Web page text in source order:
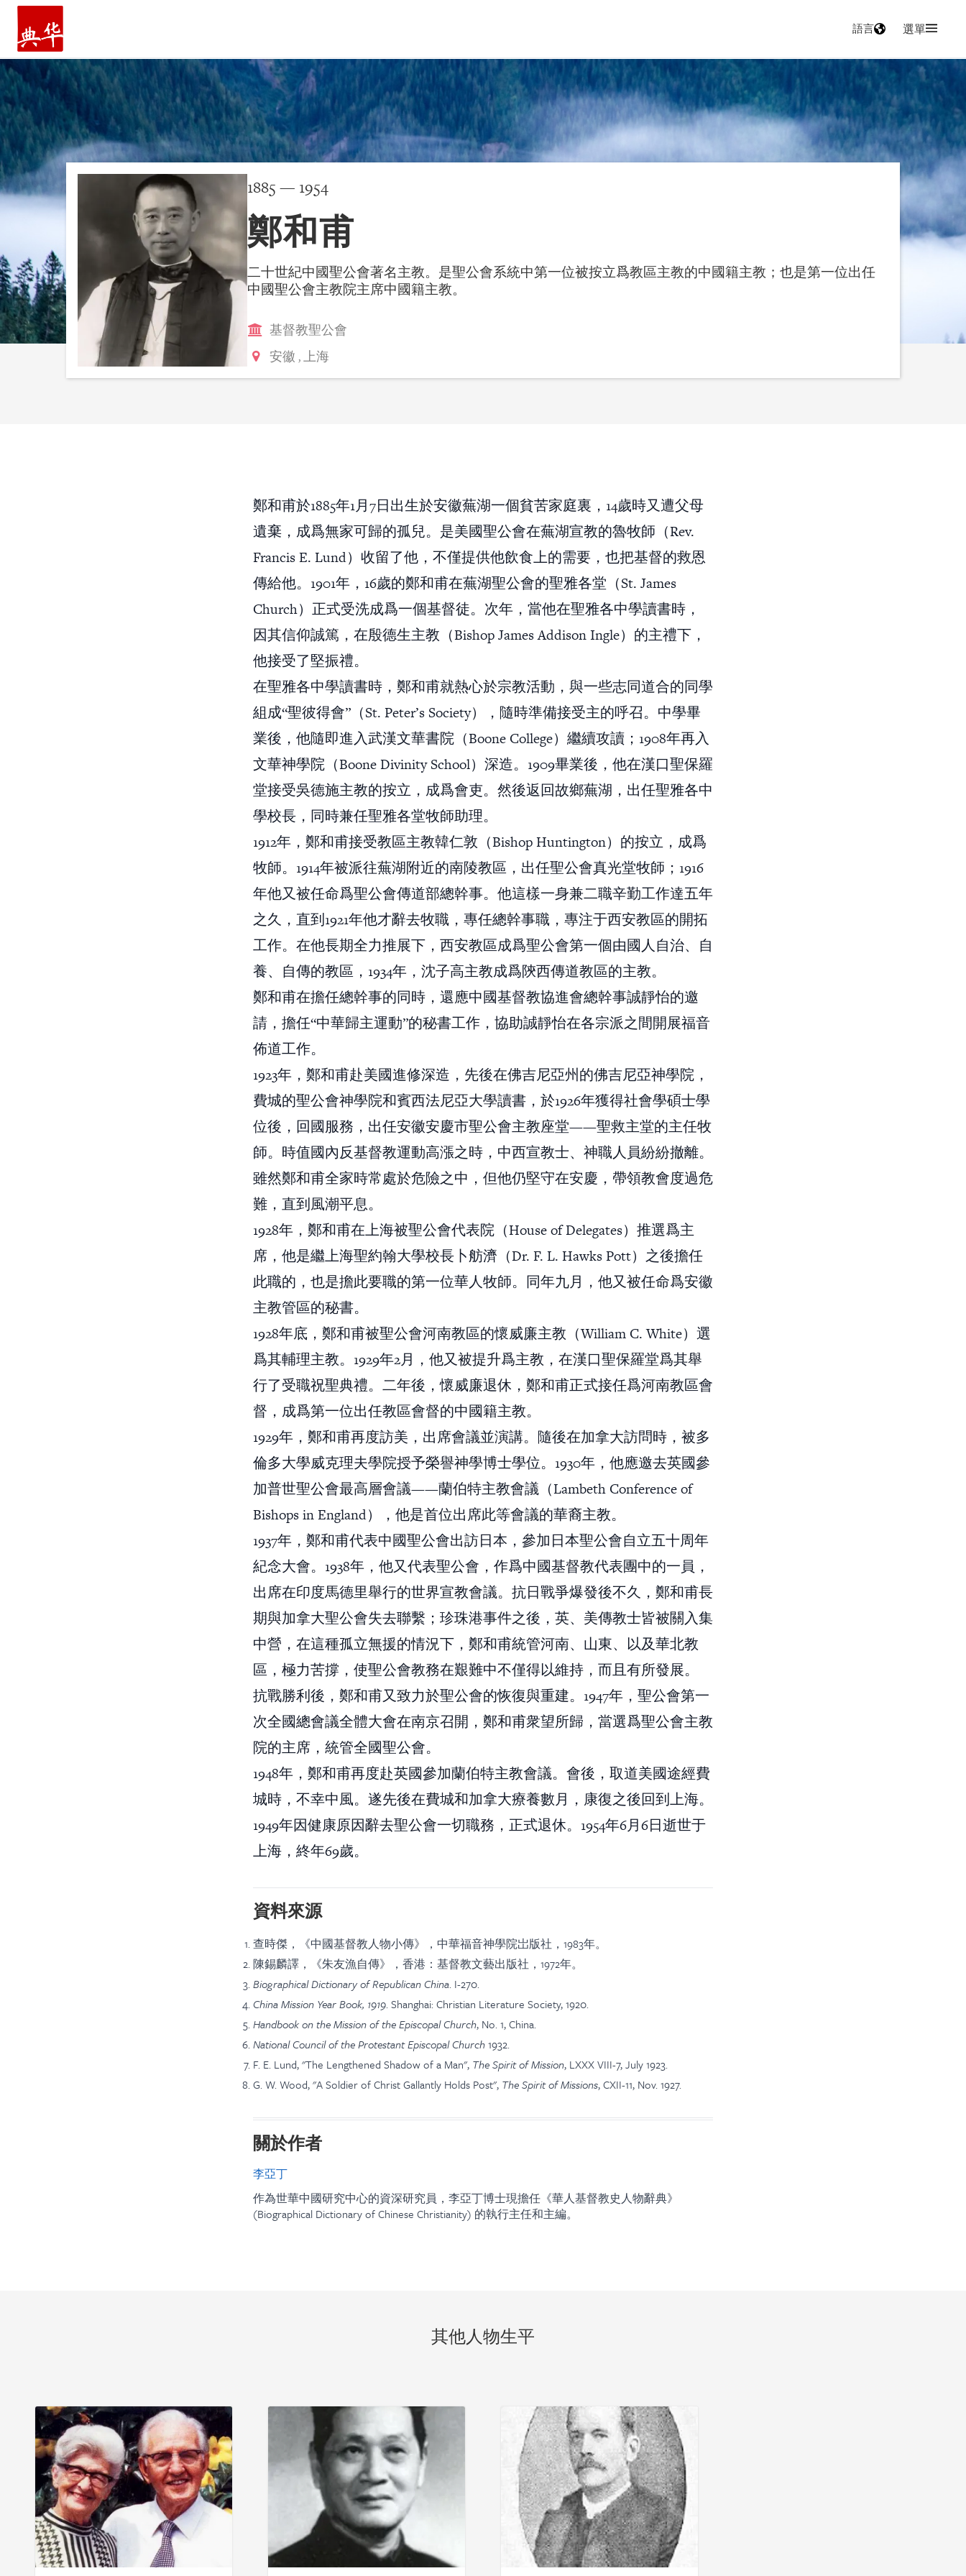
主頁
語言 選單
1885 — 1954
鄭和甫
二十世紀中國聖公會著名主教。是聖公會系統中第一位被按立爲教區主教的中國籍主教；也是第一位出任
中國聖公會主教院主席中國籍主教。
基督教聖公會
安徽 ,上海
鄭和甫於1885年1月7日出生於安徽蕪湖一個貧苦家庭裏，14歲時又遭父母
遺棄，成爲無家可歸的孤兒。是美國聖公會在蕪湖宣教的魯牧師（Rev.
Francis E. Lund）收留了他，不僅提供他飲食上的需要，也把基督的救恩
傳給他。1901年，16歲的鄭和甫在蕪湖聖公會的聖雅各堂（St. James
Church）正式受洗成爲一個基督徒。次年，當他在聖雅各中學讀書時，
因其信仰誠篤，在殷德生主教（Bishop James Addison Ingle）的主禮下，
他接受了堅振禮。
在聖雅各中學讀書時，鄭和甫就熱心於宗教活動，與一些志同道合的同學
組成“聖彼得會”（St. Peter’s Society），隨時準備接受主的呼召。中學畢
業後，他隨即進入武漢文華書院（Boone College）繼續攻讀；1908年再入
文華神學院（Boone Divinity School）深造。1909畢業後，他在漢口聖保羅
堂接受吳德施主教的按立，成爲會吏。然後返回故鄉蕪湖，出任聖雅各中
學校長，同時兼任聖雅各堂牧師助理。
1912年，鄭和甫接受教區主教韓仁敦（Bishop Huntington）的按立，成爲
牧師。1914年被派往蕪湖附近的南陵教區，出任聖公會真光堂牧師；1916
年他又被任命爲聖公會傳道部總幹事。他這樣一身兼二職辛勤工作達五年
之久，直到1921年他才辭去牧職，專任總幹事職，專注于西安教區的開拓
工作。在他長期全力推展下，西安教區成爲聖公會第一個由國人自治、自
養、自傳的教區，1934年，沈子高主教成爲陝西傳道教區的主教。
鄭和甫在擔任總幹事的同時，還應中國基督教協進會總幹事誠靜怡的邀
請，擔任“中華歸主運動”的秘書工作，協助誠靜怡在各宗派之間開展福音
佈道工作。
1923年，鄭和甫赴美國進修深造，先後在佛吉尼亞州的佛吉尼亞神學院，
費城的聖公會神學院和賓西法尼亞大學讀書，於1926年獲得社會學碩士學
位後，回國服務，出任安徽安慶市聖公會主教座堂——聖救主堂的主任牧
師。時值國內反基督教運動高漲之時，中西宣教士、神職人員紛紛撤離。
雖然鄭和甫全家時常處於危險之中，但他仍堅守在安慶，帶領教會度過危
難，直到風潮平息。
1928年，鄭和甫在上海被聖公會代表院（House of Delegates）推選爲主
席，他是繼上海聖約翰大學校長卜舫濟（Dr. F. L. Hawks Pott）之後擔任
此職的，也是擔此要職的第一位華人牧師。同年九月，他又被任命爲安徽
主教管區的秘書。
1928年底，鄭和甫被聖公會河南教區的懷威廉主教（William C. White）選
爲其輔理主教。1929年2月，他又被提升爲主教，在漢口聖保羅堂爲其舉
行了受職祝聖典禮。二年後，懷威廉退休，鄭和甫正式接任爲河南教區會
督，成爲第一位出任教區會督的中國籍主教。
1929年，鄭和甫再度訪美，出席會議並演講。隨後在加拿大訪問時，被多
倫多大學威克理夫學院授予榮譽神學博士學位。1930年，他應邀去英國參
加普世聖公會最高層會議——蘭伯特主教會議（Lambeth Conference of
Bishops in England），他是首位出席此等會議的華裔主教。
1937年，鄭和甫代表中國聖公會出訪日本，參加日本聖公會自立五十周年
紀念大會。1938年，他又代表聖公會，作爲中國基督教代表團中的一員，
出席在印度馬德里舉行的世界宣教會議。抗日戰爭爆發後不久，鄭和甫長
期與加拿大聖公會失去聯繫；珍珠港事件之後，英、美傳教士皆被關入集
中營，在這種孤立無援的情況下，鄭和甫統管河南、山東、以及華北教
區，極力苦撐，使聖公會教務在艱難中不僅得以維持，而且有所發展。
抗戰勝利後，鄭和甫又致力於聖公會的恢復與重建。1947年，聖公會第一
次全國總會議全體大會在南京召開，鄭和甫衆望所歸，當選爲聖公會主教
院的主席，統管全國聖公會。
1948年，鄭和甫再度赴英國參加蘭伯特主教會議。會後，取道美國途經費
城時，不幸中風。遂先後在費城和加拿大療養數月，康復之後回到上海。
1949年因健康原因辭去聖公會一切職務，正式退休。1954年6月6日逝世于
上海，終年69歲。
資料來源
查時傑，《中國基督教人物小傳》，中華福音神學院岀版社，1983年。
陳錫麟譯，《朱友漁自傳》，香港：基督教文藝出版社，1972年。
Biographical Dictionary of Republican China. I-270.
China Mission Year Book, 1919. Shanghai: Christian Literature Society, 1920.
Handbook on the Mission of the Episcopal Church, No. 1, China.
National Council of the Protestant Episcopal Church1932.
F. E. Lund, "The Lengthened Shadow of a Man", The Spirit of Mission, LXXX VIII-7, July 1923.
G. W. Wood, "A Soldier of Christ Gallantly Holds Post", The Spirit of Missions, CXII-11, Nov. 1927.
關於作者
李亞丁
作為世華中國研究中心的資深研究員，李亞丁博士現擔任《華人基督教史人物辭典》
(Biographical Dictionary of Chinese Christianity) 的執行主任和主編。
其他人物生平